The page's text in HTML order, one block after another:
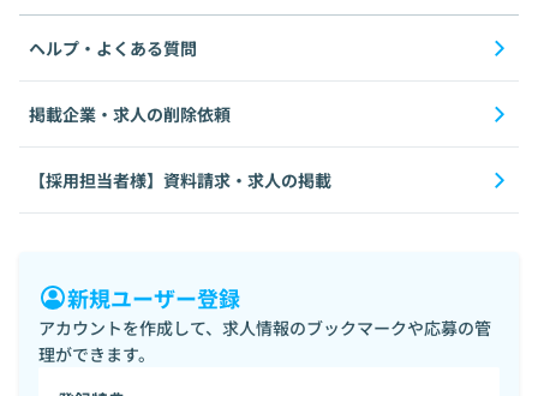
ヘルプ・よくある質問
掲載企業・求人の削除依頼
【採用担当者様】資料請求・求人の掲載
新規ユーザー登録
アカウントを作成して、求人情報のブックマークや応募の管
理ができます。